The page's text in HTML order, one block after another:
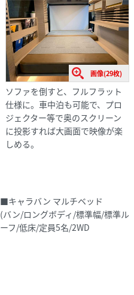
画像(29枚)
ソファを倒すと、フルフラット
仕様に。車中泊も可能で、プロ
ジェクター等で奥のスクリーン
に投影すれば大画面で映像が楽
しめる。
■キャラバン マルチベッド
(バン/ロングボディ/標準幅/標準ル
ーフ/低床/定員5名/2WD